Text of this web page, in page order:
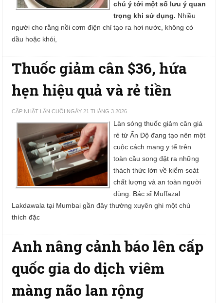
chú ý tới một số lưu ý quan
trọng khi sử dụng. Nhiều
người cho rằng nồi cơm điện chỉ tạo ra hơi nước, không có
dầu hoặc khói,
Thuốc giảm cân $36, hứa
hẹn hiệu quả và rẻ tiền
CẬP NHẬT LẦN CUỐI NGÀY 21 THÁNG 3 2026
Làn sóng thuốc giảm cân giá
rẻ từ Ấn Độ đang tạo nên một
cuộc cách mạng y tế trên
toàn cầu song đặt ra những
thách thức lớn về kiểm soát
chất lượng và an toàn người
dùng. Bác sĩ Muffazal
Lakdawala tại Mumbai gần đây thường xuyên ghi một chú
thích đặc
Anh nâng cảnh báo lên cấp
quốc gia do dịch viêm
màng não lan rộng